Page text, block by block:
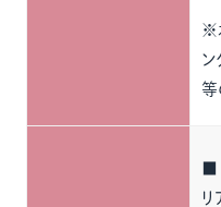
※
ン
等
■